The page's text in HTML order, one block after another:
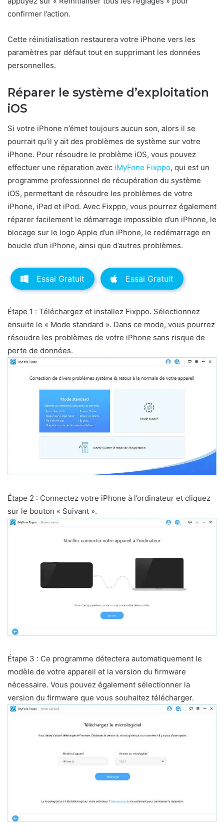
confirmer l’action.
Cette réinitialisation restaurera votre iPhone vers les
paramètres par défaut tout en supprimant les données
personnelles.
Réparer le système d’exploitation
iOS
Si votre iPhone n’émet toujours aucun son, alors il se
pourrait qu’il y ait des problèmes de système sur votre
iPhone. Pour résoudre le problème iOS, vous pouvez
effectuer une réparation avec iMyFone Fixppo, qui est un
programme professionnel de récupération du système
iOS, permettant de résoudre les problèmes de votre
iPhone, iPad et iPod. Avec Fixppo, vous pourrez également
réparer facilement le démarrage impossible d’un iPhone, le
blocage sur le logo Apple d’un iPhone, le redémarrage en
boucle d’un iPhone, ainsi que d’autres problèmes.
Essai Gratuit Essai Gratuit
Étape 1 : Téléchargez et installez Fixppo. Sélectionnez
ensuite le « Mode standard ». Dans ce mode, vous pourrez
résoudre les problèmes de votre iPhone sans risque de
perte de données.
Étape 2 : Connectez votre iPhone à l’ordinateur et cliquez
sur le bouton « Suivant ».
Étape 3 : Ce programme détectera automatiquement le
modèle de votre appareil et la version du firmware
nécessaire. Vous pouvez également sélectionner la
version du firmware que vous souhaitez télécharger.